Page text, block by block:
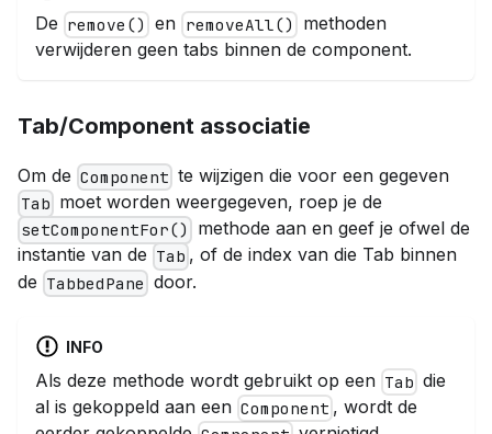
De remove() en removeAll()
methoden
verwijderen geen tabs binnen de component.
Tab/Component associatie
Om de Component te wijzigen die voor een gegeven
Tab moet worden weergegeven, roep je de
setComponentFor()
methode aan en geef je ofwel de
instantie van de Tab , of de index van die Tab binnen
de TabbedPane door.
INFO
Als deze methode wordt gebruikt op een Tab die
al is gekoppeld aan een Component , wordt de